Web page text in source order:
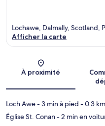
Lochawe, Dalmally, Scotland,
Afficher la carte
À proximité
Loch Awe- 3 min à pied - 0.3 km
Église St. Conan- 2 min en